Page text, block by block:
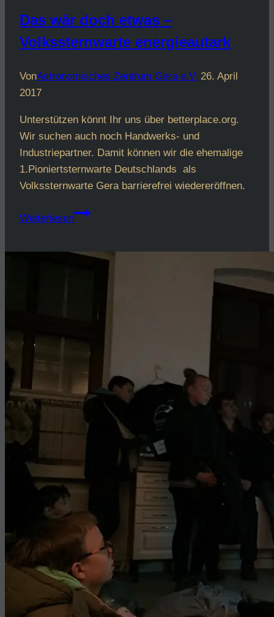
Das wär doch etwas –
Volkssternwarte energieautark
VonAstronomisches Zentrum Gera e.V. 26. April
2017
Unterstützen könnt Ihr uns über betterplace.org.
Wir suchen auch noch Handwerks- und
Industriepartner. Damit können wir die ehemalige
1.Pioniertsternwarte Deutschlands als
Volkssternwarte Gera barrierefrei wiedereröffnen.
Weiterlesen
Das
etwas